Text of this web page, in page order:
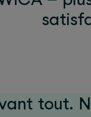
tout.